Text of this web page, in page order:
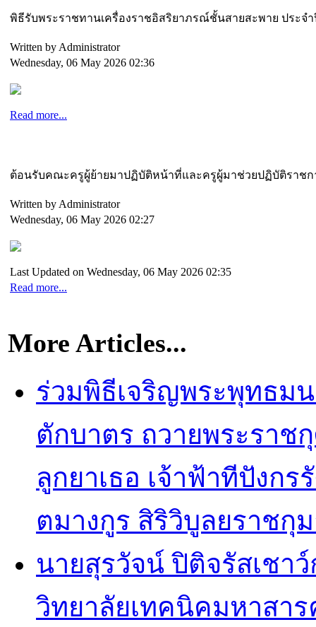
พิธีรับพระราชทานเครื่องราชอิสริยาภรณ์ชั้นสายสะพาย ประจำ
Written by Administrator
Wednesday, 06 May 2026 02:36
Read more...
ต้อนรับคณะครูผู้ย้ายมาปฏิบัติหน้าที่และครูผู้มาช่วยปฏิบัติราช
Written by Administrator
Wednesday, 06 May 2026 02:27
Last Updated on Wednesday, 06 May 2026 02:35
Read more...
More Articles...
ร่วมพิธีเจริญพระพุทธม
ตักบาตร ถวายพระราช
ลูกยาเธอ เจ้าฟ้าทีปังก
ตมางกูร สิริวิบูลยราชกุ
นายสุรวัจน์ ปิติจรัสเชา
วิทยาลัยเทคนิคมหาสา